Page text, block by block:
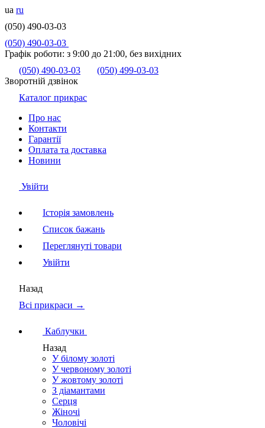
ua ru
(050) 490-03-03
(050) 490-03-03
Графік роботи: з 9:00 до 21:00, без вихідних
(050) 490-03-03
(050) 499-03-03
Зворотній дзвінок
Каталог прикрас
Про нас
Контакти
Гарантії
Оплата та доставка
Новини
Увійти
Історія замовлень
Список бажань
Переглянуті товари
Увійти
Назад
Всі прикраси →
Каблучки
Назад
У білому золоті
У червоному золоті
У жовтому золоті
З діамантами
Серця
Жіночі
Чоловічі